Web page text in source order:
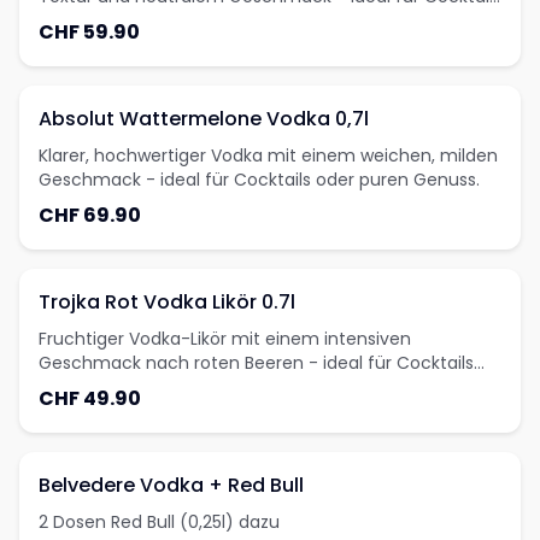
oder pur genießen.
CHF 59.90
Absolut Wattermelone Vodka 0,7l
Klarer, hochwertiger Vodka mit einem weichen, milden
Geschmack - ideal für Cocktails oder puren Genuss.
CHF 69.90
Trojka Rot Vodka Likör 0.7l
Fruchtiger Vodka-Likör mit einem intensiven
Geschmack nach roten Beeren - ideal für Cocktails
oder pur als erfrischender Genuss.
CHF 49.90
Belvedere Vodka + Red Bull
2 Dosen Red Bull (0,25l) dazu